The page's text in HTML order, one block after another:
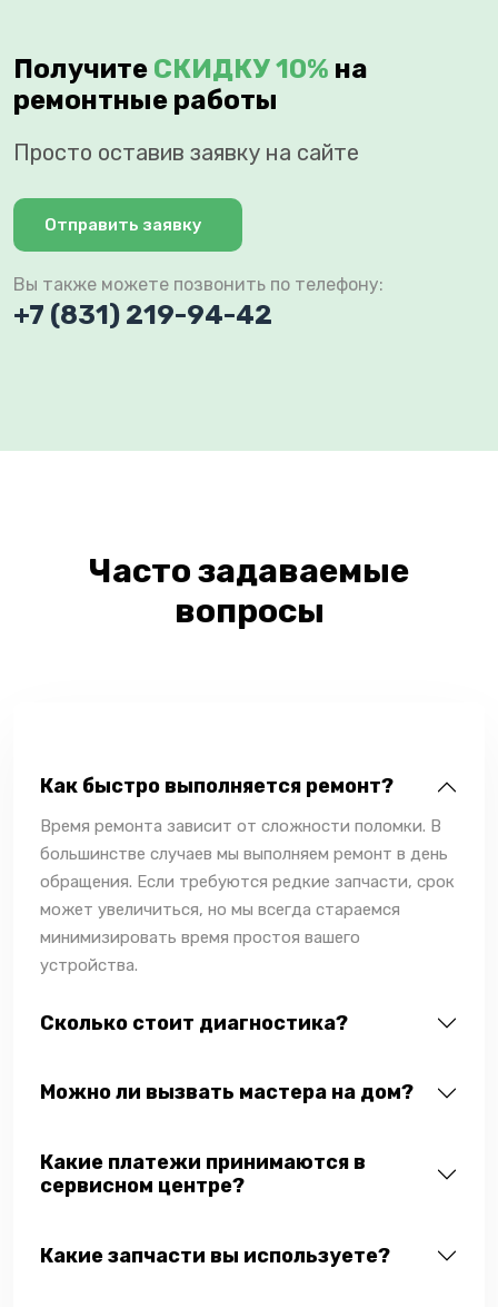
Получите СКИДКУ 10% на
ремонтные работы
Просто оставив заявку на сайте
Отправить заявку
Вы также можете позвонить по телефону:
+7 (831) 219-94-42
Часто задаваемые
вопросы
Как быстро выполняется ремонт?
Время ремонта зависит от сложности поломки. В
большинстве случаев мы выполняем ремонт в день
обращения. Если требуются редкие запчасти, срок
может увеличиться, но мы всегда стараемся
минимизировать время простоя вашего
устройства.
Сколько стоит диагностика?
Можно ли вызвать мастера на дом?
Какие платежи принимаются в
сервисном центре?
Какие запчасти вы используете?